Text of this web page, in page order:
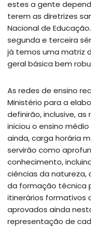
estes a gente
terem as diretrizes
Nacional de
segunda e terceira
já temos uma matriz
geral básica bem
As redes de ensino
Ministério para a
definirão, inclusive,
iniciou o ensino
ainda, carga horária
servirão como
conhecimento,
ciências da natureza,
da formação técnica
itinerários formativos
aprovados ainda
representação de